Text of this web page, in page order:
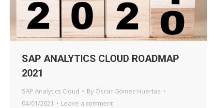
SAP ANALYTICS CLOUD ROADMAP
2021
SAP Analytics Cloud By Óscar Gómez Huertas
04/01/2021
Leave a comment